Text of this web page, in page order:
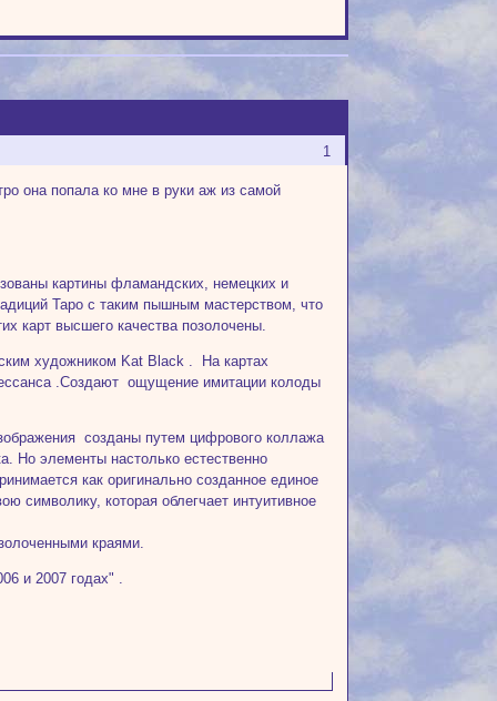
1
она попала ко мне в руки аж из самой
картины фламандских, немецких и
Таро с таким пышным мастерством, что
карт высшего качества позолочены.
художником Kat Black . На картах
.Создают ощущение имитации колоды
созданы путем цифрового коллажа
Но элементы настолько естественно
как оригинально созданное единое
которая облегчает интуитивное
краями.
и 2007 годах" .